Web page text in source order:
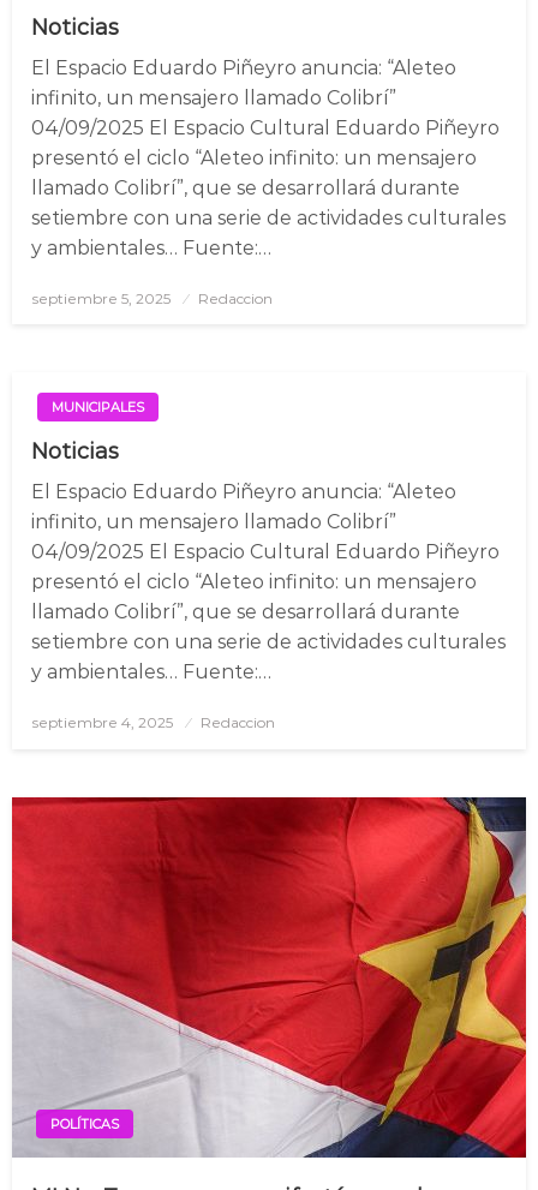
Noticias
El Espacio Eduardo Piñeyro anuncia: “Aleteo
infinito, un mensajero llamado Colibrí”
04/09/2025 El Espacio Cultural Eduardo Piñeyro
presentó el ciclo “Aleteo infinito: un mensajero
llamado Colibrí”, que se desarrollará durante
setiembre con una serie de actividades culturales
y ambientales… Fuente:…
Posted
septiembre 5, 2025 Redaccion
MUNICIPALES
Noticias
El Espacio Eduardo Piñeyro anuncia: “Aleteo
infinito, un mensajero llamado Colibrí”
04/09/2025 El Espacio Cultural Eduardo Piñeyro
presentó el ciclo “Aleteo infinito: un mensajero
llamado Colibrí”, que se desarrollará durante
setiembre con una serie de actividades culturales
y ambientales… Fuente:…
Posted
septiembre 4, 2025 Redaccion
POLÍTICAS